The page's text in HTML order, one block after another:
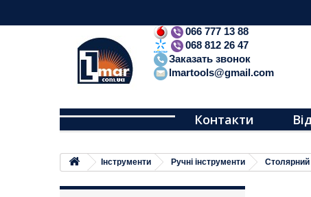
066 777 13 88
068 812 26 47
Заказать звонок
lmartools@gmail.com
Контакти
Iнструменти Ручні інструменти Столярний